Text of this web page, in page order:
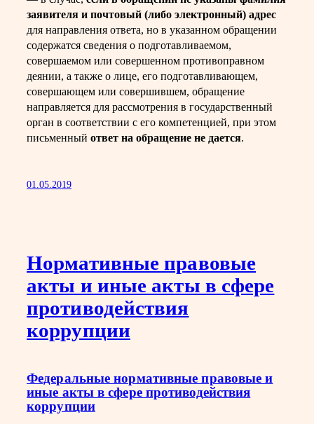
заявителя и почтовый (либо электронный) адрес
для направления ответа, но в указанном обращении
содержатся сведения о подготавливаемом,
совершаемом или совершенном противоправном
деянии, а также о лице, его подготавливающем,
совершающем или совершившем, обращение
направляется для рассмотрения в государственный
орган в соответствии с его компетенцией, при этом
письменный ответ на обращение не дается.
01.05.2019
Нормативные правовые
акты и иные акты в сфере
противодействия
коррупции
Федеральные нормативные правовые и
иные акты в сфере противодействия
коррупции